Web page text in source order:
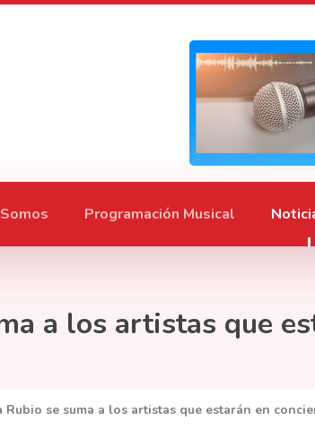
Programación Musical
a los artistas que
Rubio se suma a los artistas que estarán en